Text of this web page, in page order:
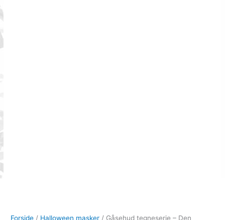
Forside / Halloween masker / Gåsehud tegneserie – Den